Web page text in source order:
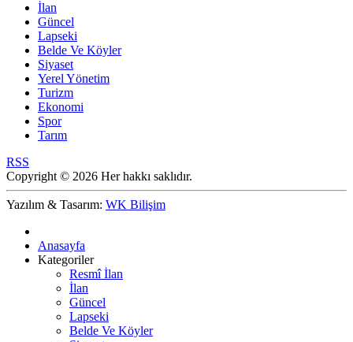
İlan
Güncel
Lapseki
Belde Ve Köyler
Siyaset
Yerel Yönetim
Turizm
Ekonomi
Spor
Tarım
RSS
Copyright © 2026 Her hakkı saklıdır.
Yazılım & Tasarım: WK Bilişim
Anasayfa
Kategoriler
Resmî İlan
İlan
Güncel
Lapseki
Belde Ve Köyler